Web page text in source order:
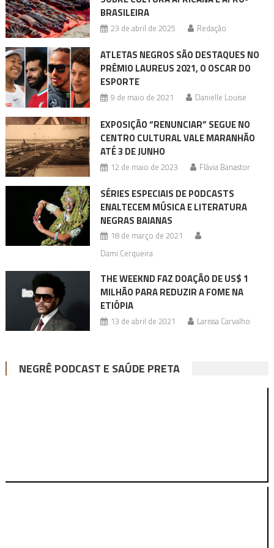
BRASILEIRA
23 de abril de 2025 Redação
ATLETAS NEGROS SÃO DESTAQUES NO
PRÊMIO LAUREUS 2021, O OSCAR DO
ESPORTE
9 de maio de 2021 Danielle Louise
EXPOSIÇÃO “RENUNCIAR” SEGUE NO
CENTRO CULTURAL VALE MARANHÃO
ATÉ 3 DE JUNHO
12 de maio de 2023 Flávia Banastor
SÉRIES ESPECIAIS DE PODCASTS
ENALTECEM MÚSICA E LITERATURA
NEGRAS BAIANAS
18 de março de 2021
Dami Cerqueira
THE WEEKND FAZ DOAÇÃO DE US$ 1
MILHÃO PARA REDUZIR A FOME NA
ETIÓPIA
13 de abril de 2021 Larissa Carvalho
NEGRÊ PODCAST E SAÚDE PRETA